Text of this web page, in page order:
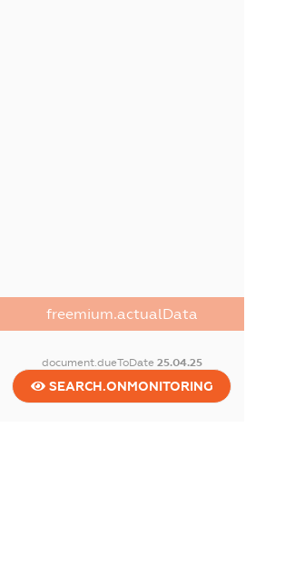
freemium.actualData
document.dueToDate 25.04.25
SEARCH.ONMONITORING